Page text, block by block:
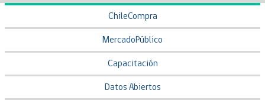
ChileCompra
MercadoPúblico
Capacitación
Datos Abiertos